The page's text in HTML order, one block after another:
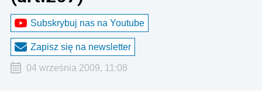
Subskrybuj nas na Youtube
Zapisz się na newsletter
04 września 2009, 11:08